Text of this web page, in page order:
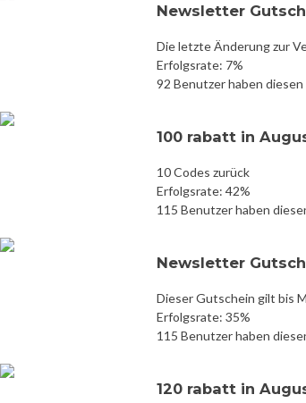
Newsletter
Die letzte Änderung zur
Erfolgsrate: 7%
92 Benutzer haben
100 rabatt in
10 Codes zurück
Erfolgsrate: 42%
115 Benutzer haben
Newsletter
Dieser Gutschein gilt bis
Erfolgsrate: 35%
115 Benutzer haben
120 rabatt in